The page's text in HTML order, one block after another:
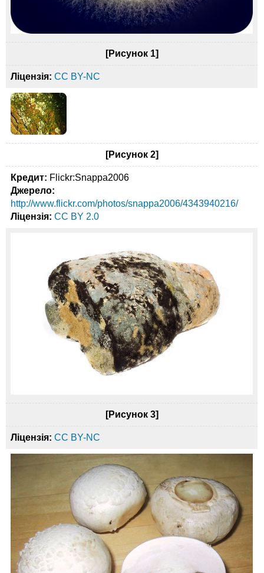
[Рисунок 1]
Ліцензія: CC BY-NC
[Рисунок 2]
Кредит: Flickr:Snappa2006
Джерело:
http://www.flickr.com/photos/snappa2006/4343940216/
Ліцензія: CC BY 2.0
[Рисунок 3]
Ліцензія: CC BY-NC